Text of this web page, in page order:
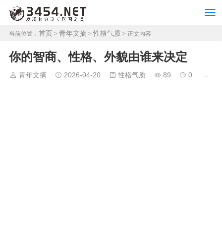
当前位置： 首页 > 青年文摘 > 性格气质 > 正文内容
你的智商、性格、外貌由谁来决定
青年文摘 2026-04-20 性格气质 89 0